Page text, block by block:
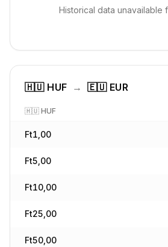
Historical data unavailable
🇭🇺 HUF → 🇪🇺 EUR
🇭🇺 HUF
Ft1,00
Ft5,00
Ft10,00
Ft25,00
Ft50,00